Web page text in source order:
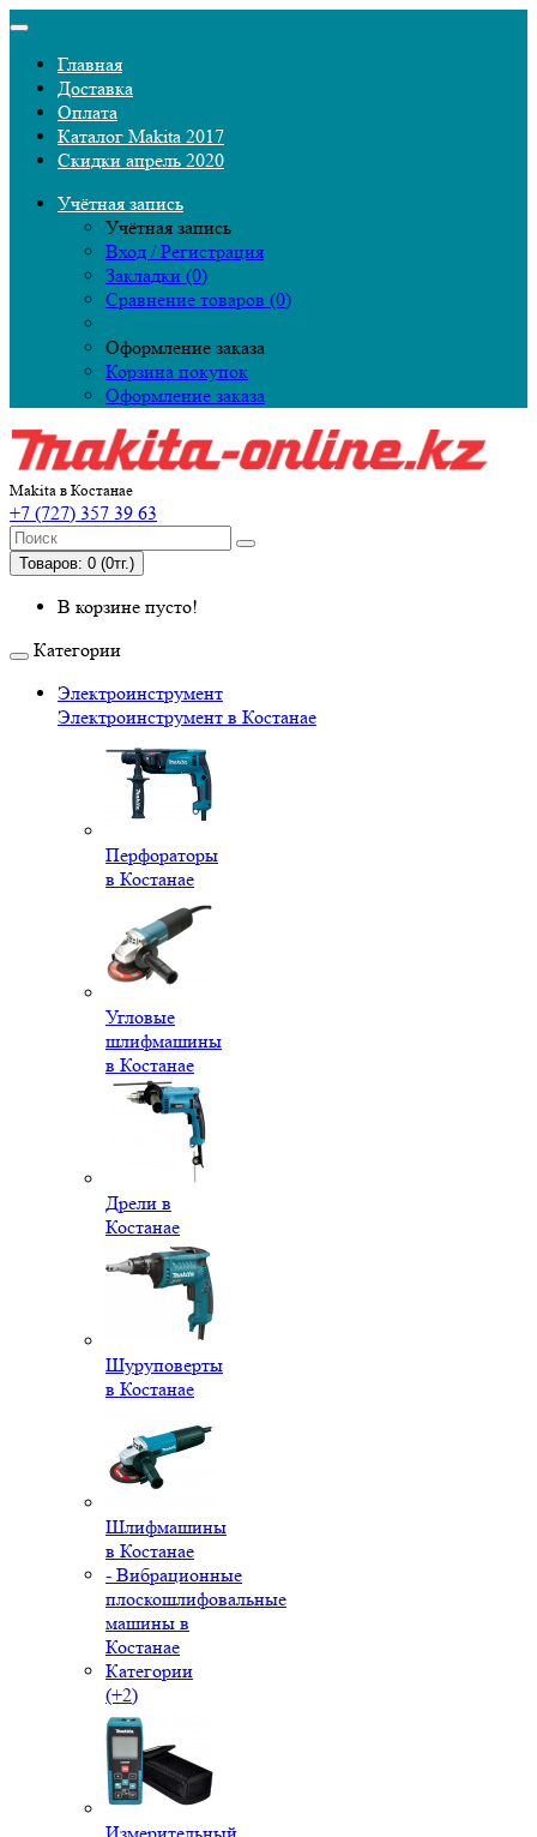
Главная
Доставка
Оплата
Каталог Makita 2017
Скидки апрель 2020
Учётная запись
Учётная запись
Вход / Регистрация
Закладки (0)
Сравнение товаров (0)
Оформление заказа
Корзина покупок
Оформление заказа
Makita в Костанае
+7 (727) 357 39 63
Товаров: 0 (0тг.)
В корзине пусто!
Категории
Электроинструмент
Электроинструмент в Костанае
Перфораторы
в Костанае
Угловые
шлифмашины
в Костанае
Дрели в
Костанае
Шуруповерты
в Костанае
Шлифмашины
в Костанае
- Вибрационные
плоскошлифовальные
машины в
Костанае
Категории
(+2)